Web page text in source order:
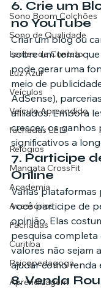
Sono Boom Colchões
Sono de Qualidade
Lentes de Contato
Luz Azul
Veículos
Veículo Apreendido
fachadas LED
Relógios
Mangata CrossFit
Academia
Acessórios
Fachadas
Curitiba
Psicopedagoga
Aprendizagem
6. Crie um
no YouTube
Criar um blog ou
sobre um tema
pode gerar uma
meio de
AdSense),
afiliados. Embora
crescer, os ganhos
significativos a
7. Participe
Online
Várias plataformas
você participe de
opinião. Elas
pesquisa completa
valores não sejam
ajudar como renda
8. Venda